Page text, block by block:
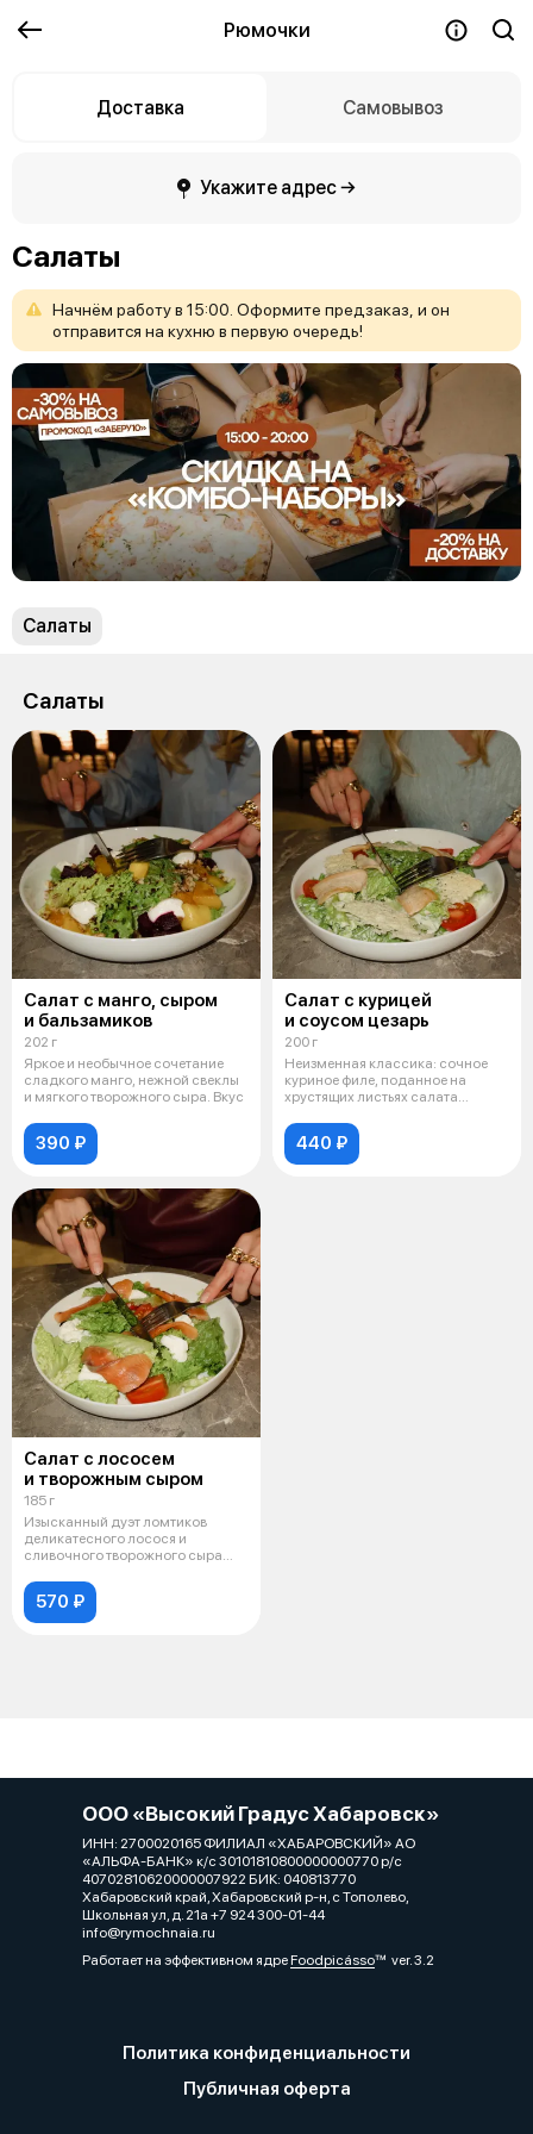
Рюмочки
Доставка Самовывоз
Укажите адрес →
Салаты
Начнём работув 15:00. Оформите предзаказ, и он
отправится на кухню в первую очередь!
Салаты
Салаты
Салат с манго, сыром
и бальзамиков
202 г
Яркое и необычное сочетание
сладкого манго, нежной свеклы
и мягкого творожного сыра. Вкус
390 ₽
Салат с курицей
и соусом цезарь
200 г
Неизменная классика: сочное
куриное филе, поданное на
хрустящих листьях салата
440 ₽
Салат с лососем
и творожным сыром
185 г
Изысканный дуэт ломтиков
деликатесного лосося и
сливочного творожного сыра
570 ₽
ООО «Высокий Градус Хабаровск»
ИНН: 2700020165 ФИЛИАЛ «ХАБАРОВСКИЙ» АО
«АЛЬФА-БАНК» к/с 30101810800000000770 р/с
40702810620000007922 БИК: 040813770
Хабаровский край, Хабаровский р-н, с Тополево,
Школьная ул, д. 21а +7 924 300-01-44
info@rymochnaia.ru
Работает на эффективном ядреFoodpicássover. 3.2
Политика конфиденциальности
Публичная оферта